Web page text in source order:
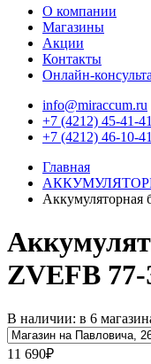
О компании
Магазины
Акции
Контакты
Онлайн-
info@miraccum.ru
+7 (4212) 45-41-41
+7 (4212) 46-10-
Главная
Аккумуляторная
ZVEFB
В наличии: в 6
11 690₽